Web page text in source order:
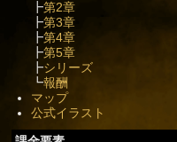
┣第2章
┣第3章
┣第4章
┣第5章
┣シリーズ
┗報酬
マップ
公式イラスト